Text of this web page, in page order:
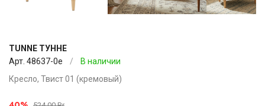
TUNNE ТУННЕ
Арт. 48637-0e
/
В наличии
Кресло, Твист 01 (кремовый)